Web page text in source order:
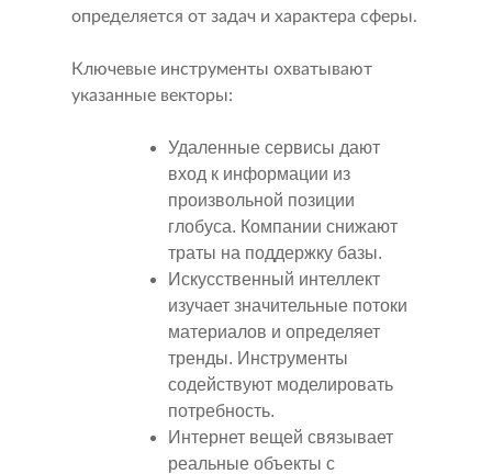
определяется от задач и характера сферы.
Ключевые инструменты охватывают
указанные векторы:
Удаленные сервисы дают
вход к информации из
произвольной позиции
глобуса. Компании снижают
траты на поддержку базы.
Искусственный интеллект
изучает значительные потоки
материалов и определяет
тренды. Инструменты
содействуют моделировать
потребность.
Интернет вещей связывает
реальные объекты с